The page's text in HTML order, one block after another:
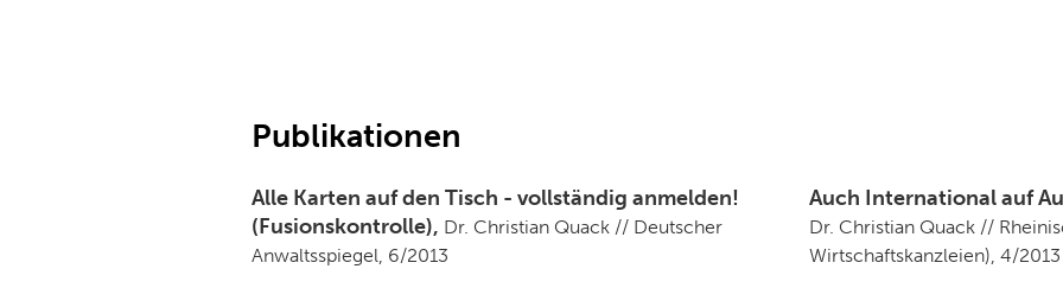
Publikationen
Alle Karten auf den Tisch - vollständig anmelden!
(Fusionskontrolle), Dr. Christian Quack // Deutscher
Anwaltsspiegel, 6/2013
Auch International auf
Dr. Christian Quack //
Wirtschaftskanzleien), 4/2013